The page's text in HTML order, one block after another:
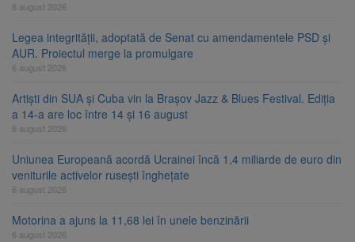
6 august 2026
Legea integrității, adoptată de Senat cu amendamentele PSD și
AUR. Proiectul merge la promulgare
6 august 2026
Artiști din SUA și Cuba vin la Brașov Jazz & Blues Festival. Ediția
a 14-a are loc între 14 și 16 august
6 august 2026
Uniunea Europeană acordă Ucrainei încă 1,4 miliarde de euro din
veniturile activelor rusești înghețate
6 august 2026
Motorina a ajuns la 11,68 lei în unele benzinării
6 august 2026